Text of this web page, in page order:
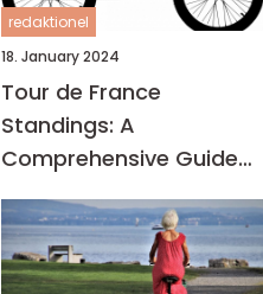
redaktionel
18. January 2024
Tour de France
Standings: A
Comprehensive Guide
for Sports Enthusiasts